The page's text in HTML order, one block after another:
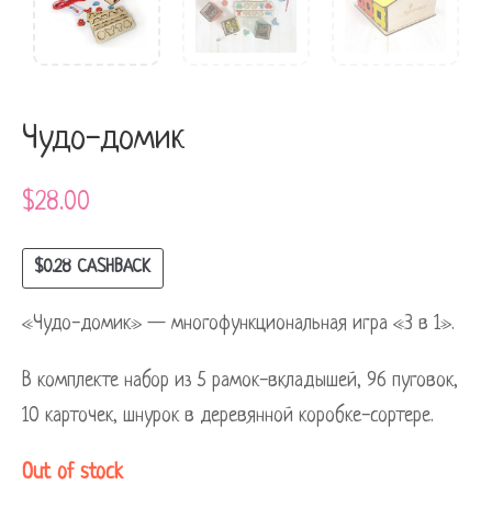
Чудо-домик
$28.00
$0.28 CASHBACK
«Чудо-домик» — многофункциональная игра «3 в 1».
В комплекте набор из 5 рамок-вкладышей, 96 пуговок,
10 карточек, шнурок в деревянной коробке-сортере.
Out of stock